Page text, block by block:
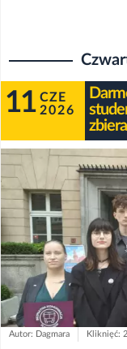
11 CZE
2026
Autor: Dagmara Kliknięć: